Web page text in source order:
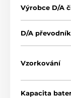
Výrobce D/A
D/A převodník
Vzorkování
Kapacita